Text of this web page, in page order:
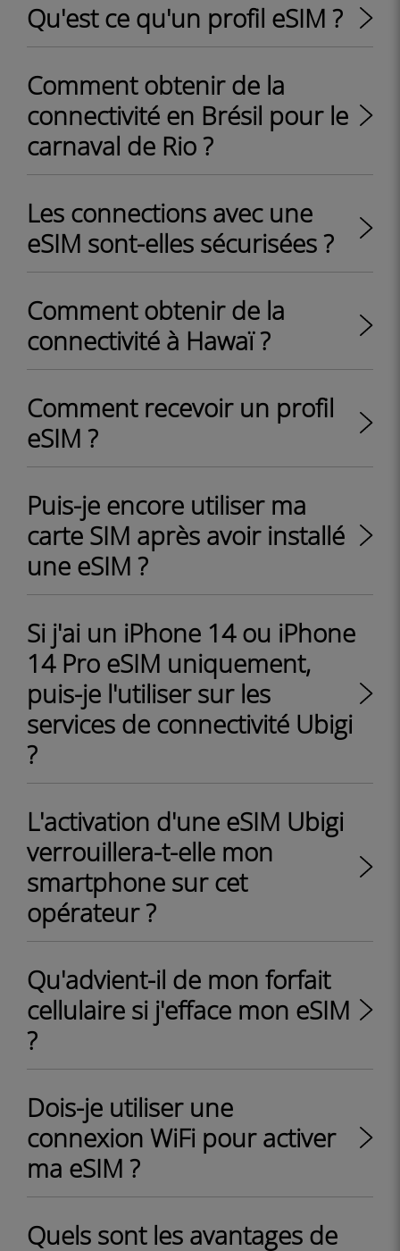
Qu'est ce qu'un profil eSIM ?
Comment obtenir de la
connectivité en Brésil pour le
carnaval de Rio ?
Les connections avec une
eSIM sont-elles sécurisées ?
Comment obtenir de la
connectivité à Hawaï ?
Comment recevoir un profil
eSIM ?
Puis-je encore utiliser ma
carte SIM après avoir installé
une eSIM ?
Si j'ai un iPhone 14 ou iPhone
14 Pro eSIM uniquement,
puis-je l'utiliser sur les
services de connectivité Ubigi
?
L'activation d'une eSIM Ubigi
verrouillera-t-elle mon
smartphone sur cet
opérateur ?
Qu'advient-il de mon forfait
cellulaire si j'efface mon eSIM
?
Dois-je utiliser une
connexion WiFi pour activer
ma eSIM ?
Quels sont les avantages de